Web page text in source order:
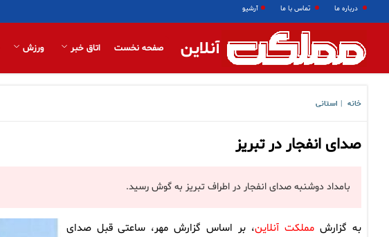
درباره ما تماس با ما آرشیو
آنلاین صفحه نخست اتاق خبر ورزش
خانه استانی
صدای انفجار در تبریز
بامداد دوشنبه صدای انفجار در اطراف تبریز به گوش رسید.
به گزارش مملکت آنلاین، بر اساس گزارش مهر، ساعتی قبل صدای